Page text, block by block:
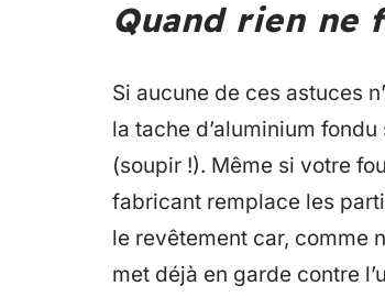
Quand rien ne
Si aucune de ces astuces
la tache d’aluminium
(soupir !). Même si votre
fabricant remplace les
le revêtement car, comme
met déjà en garde contre